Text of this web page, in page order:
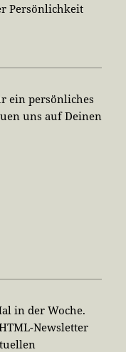
Persönlichkeit
ein persönliches
uns auf Deinen
in der Woche.
Newsletter